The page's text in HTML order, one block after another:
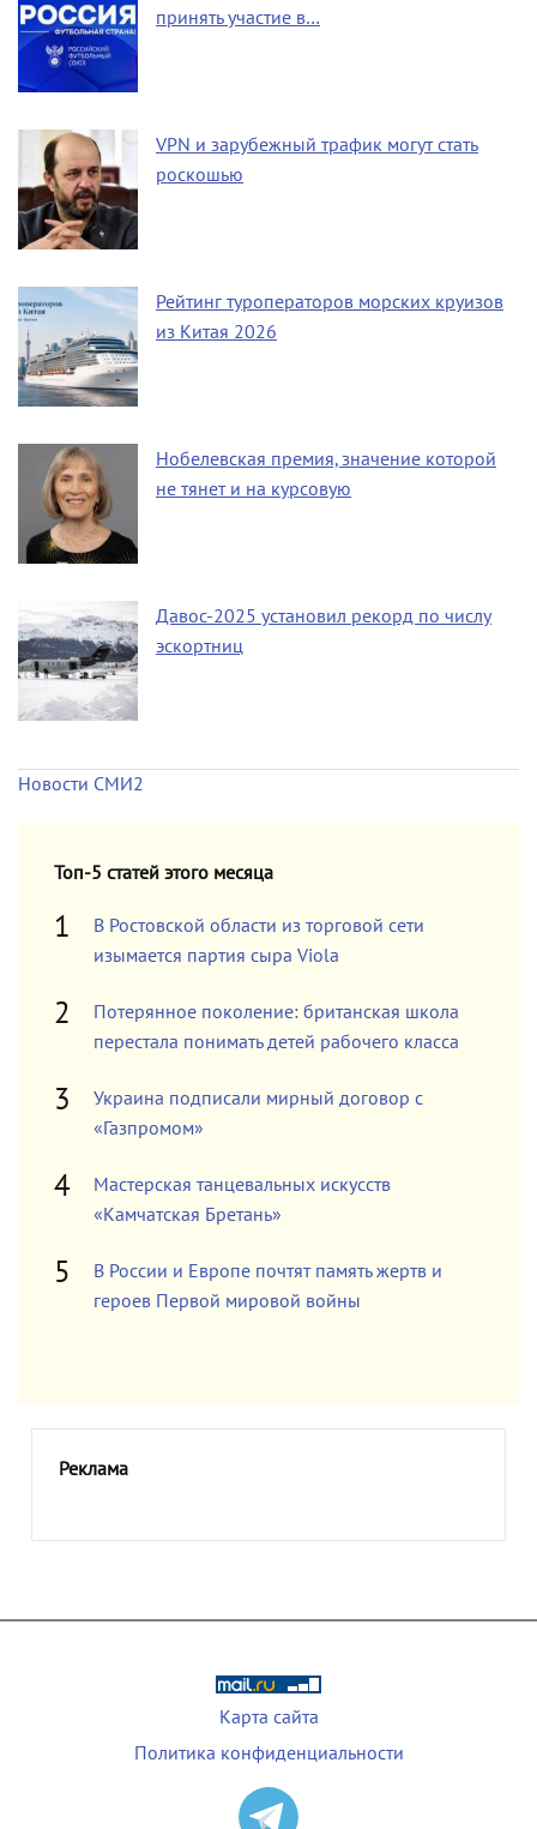
принять участие в…
VPN и зарубежный трафик могут стать
роскошью
Рейтинг туроператоров морских круизов
из Китая 2026
Нобелевская премия, значение которой
не тянет и на курсовую
Давос-2025 установил рекорд по числу
эскортниц
Новости СМИ2
Топ-5 статей этого месяца
В Ростовской области из торговой сети
изымается партия сыра Viola
Потерянное поколение: британская школа
перестала понимать детей рабочего класса
Украина подписали мирный договор с
«Газпромом»
Мастерская танцевальных искусств
«Камчатская Бретань»
В России и Европе почтят память жертв и
героев Первой мировой войны
Реклама
Карта сайта
Политика конфиденциальности